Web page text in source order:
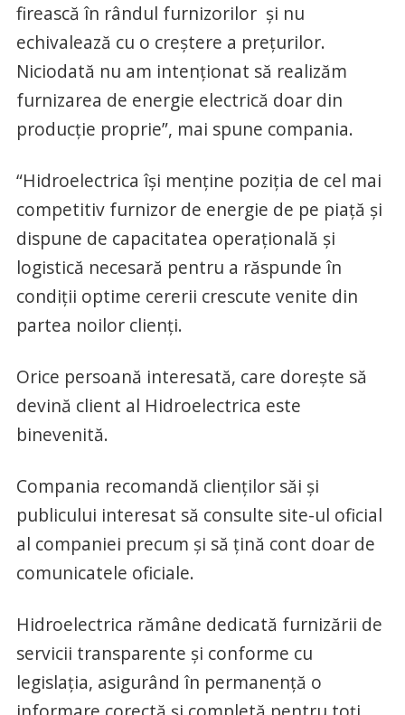
firească în rândul furnizorilor și nu
echivalează cu o creștere a prețurilor.
Niciodată nu am intenționat să realizăm
furnizarea de energie electrică doar din
producție proprie”, mai spune compania.
“Hidroelectrica își menține poziția de cel mai
competitiv furnizor de energie de pe piață și
dispune de capacitatea operațională și
logistică necesară pentru a răspunde în
condiții optime cererii crescute venite din
partea noilor clienți.
Orice persoană interesată, care dorește să
devină client al Hidroelectrica este
binevenită.
Compania recomandă clienților săi și
publicului interesat să consulte site-ul oficial
al companiei precum și să țină cont doar de
comunicatele oficiale.
Hidroelectrica rămâne dedicată furnizării de
servicii transparente și conforme cu
legislația, asigurând în permanență o